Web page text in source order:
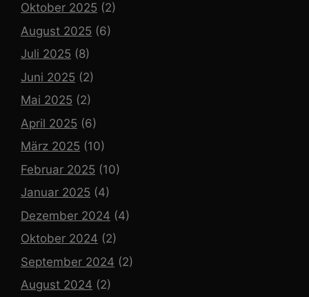
Oktober 2025 (2)
August 2025 (6)
Juli 2025 (8)
Juni 2025 (2)
Mai 2025 (2)
April 2025 (6)
März 2025 (10)
Februar 2025 (10)
Januar 2025 (4)
Dezember 2024 (4)
Oktober 2024 (2)
September 2024 (2)
August 2024 (2)